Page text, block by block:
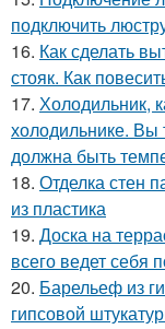
подключить
16. Как сделать
стояк. Как
17. Холодильник,
холодильнике. Вы
должна быть
18. Отделка стен
из пластика
19. Доска на
всего ведет себя
20. Барельеф из
гипсовой